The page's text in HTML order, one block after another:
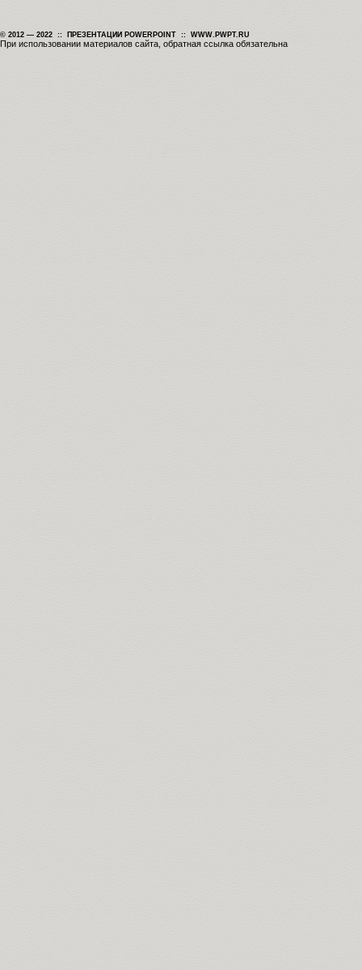
© 2012 — 2022 :: ПРЕЗЕНТАЦИИ POWERPOINT :: WWW.PWPT.RU
При использовании материалов сайта, обратная ссылка обязательна